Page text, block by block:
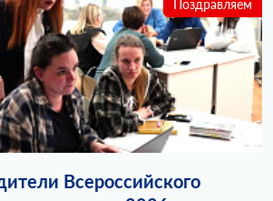
Поздравляем
Всероссийского